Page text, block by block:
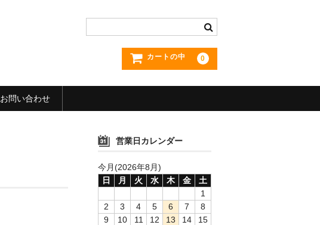
カートの中 0
お問い合わせ
営業日カレンダー
今月(2026年8月)
日
月 火 水 木 金
土
1
2
3 4 5 6 7
8
9
10 11 12 13 14
15